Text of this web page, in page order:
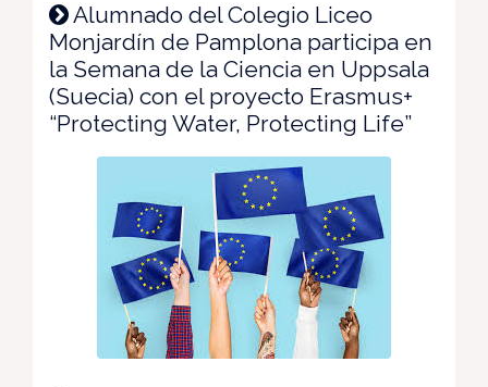
Alumnado del Colegio Liceo
Monjardín de Pamplona participa en
la Semana de la Ciencia en Uppsala
(Suecia) con el proyecto Erasmus+
“Protecting Water, Protecting Life”